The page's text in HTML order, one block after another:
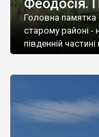
Феодосія.
Головна памятка
старому районі -
південній частині